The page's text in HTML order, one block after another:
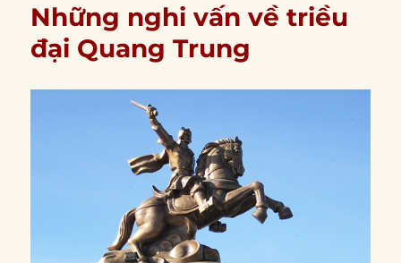
Những nghi vấn về triều
đại Quang Trung